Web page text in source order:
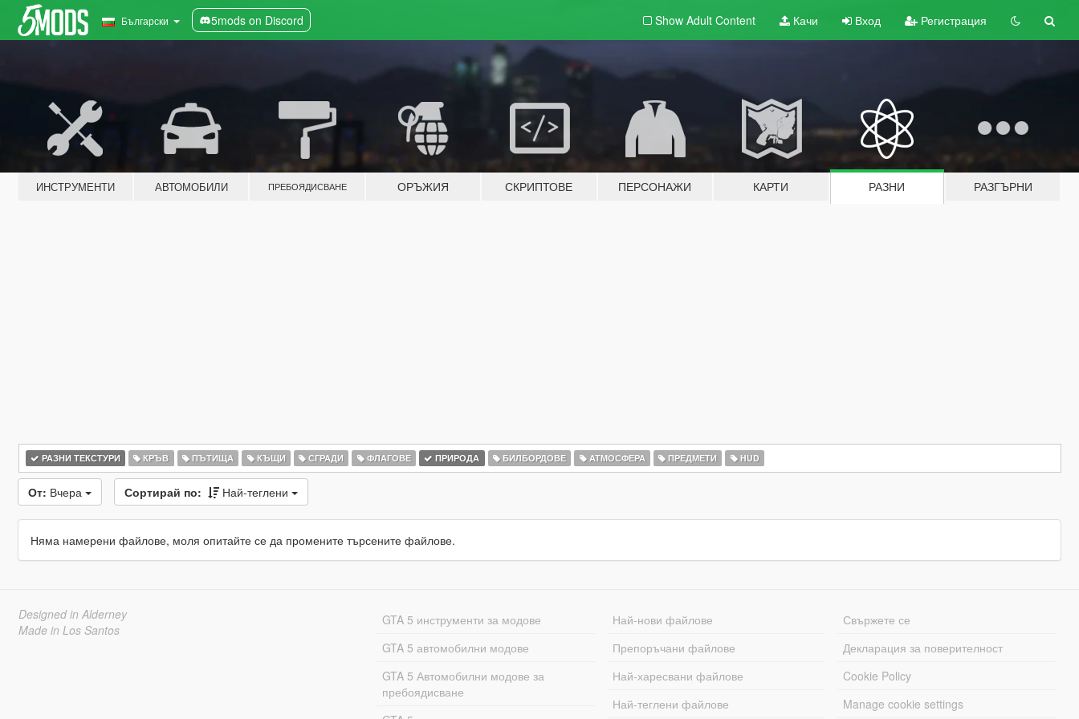
Български 5mods on Discord Show Adult Content Качи Вход Регистрация
ИНСТРУМЕНТИ АВТОМОБИЛИ ПРЕБОЯДИСВАНЕ ОРЪЖИЯ СКРИПТОВЕ ПЕРСОНАЖИ КАРТИ РАЗНИ РАЗГЪРНИ
РАЗНИ ТЕКСТУРИ КРЪВ ПЪТИЩА КЪЩИ СГРАДИ ФЛАГОВЕ ПРИРОДА БИЛБОРДОВЕ АТМОСФЕРА ПРЕДМЕТИ HUD
От: Вчера Сортирай по: Най-теглени
Няма намерени файлове, моля опитайте се да промените търсените файлове.
Designed in Alderney
Made in Los Santos
GTA 5 инструменти за модове
GTA 5 автомобилни модове
GTA 5 Автомобилни модове за
пребоядисване
Най-нови файлове
Препоръчани файлове
Най-харесвани файлове
Най-теглени файлове
Свържете се
Декларация за поверителност
Cookie Policy
Manage cookie settings